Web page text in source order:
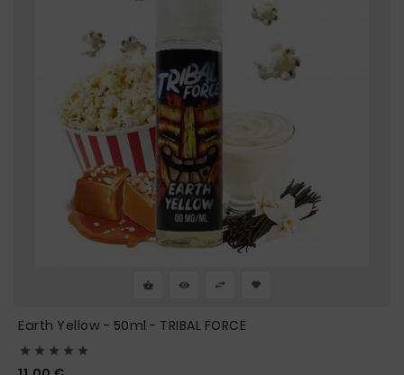
Earth Yellow - 50ml - TRIBAL FORCE
    